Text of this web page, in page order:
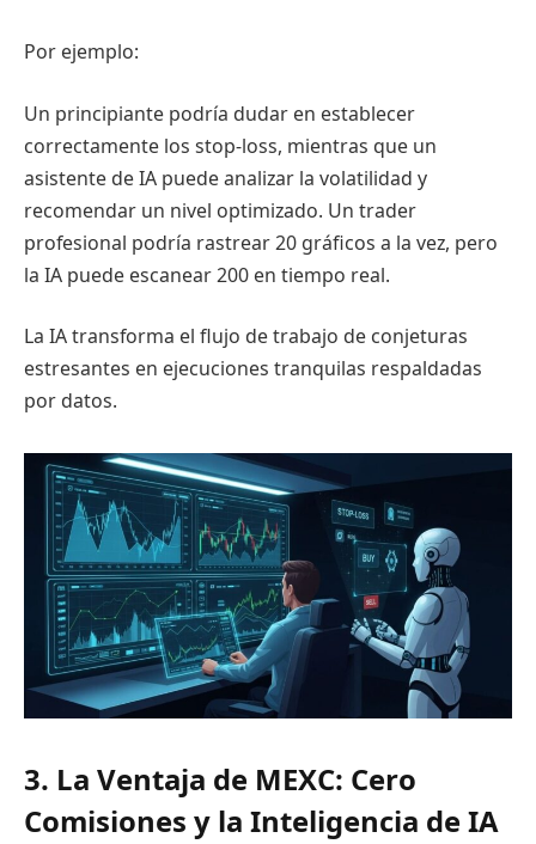
Por ejemplo:
Un principiante podría dudar en establecer
correctamente los stop-loss, mientras que un
asistente de IA puede analizar la volatilidad y
recomendar un nivel optimizado. Un trader
profesional podría rastrear 20 gráficos a la vez, pero
la IA puede escanear 200 en tiempo real.
La IA transforma el flujo de trabajo de conjeturas
estresantes en ejecuciones tranquilas respaldadas
por datos.
3. La Ventaja de MEXC: Cero
Comisiones y la Inteligencia de IA